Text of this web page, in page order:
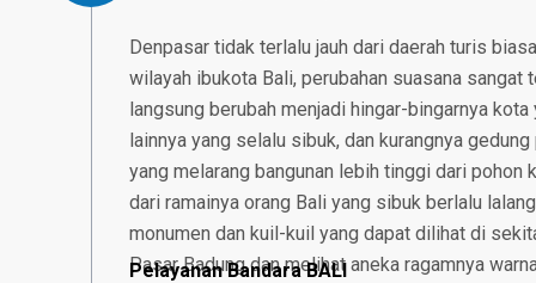
Denpasar tidak terlalu jauh dari daerah turis
wilayah ibukota Bali, perubahan suasana sangat
langsung berubah menjadi hingar-bingarnya
lainnya yang selalu sibuk, dan kurangnya
yang melarang bangunan lebih tinggi dari pohon
dari ramainya orang Bali yang sibuk berlalu
monumen dan kuil-kuil yang dapat dilihat di
Pasar Badung dan melihat aneka ragamnya
Pelayanan Bandara BALI